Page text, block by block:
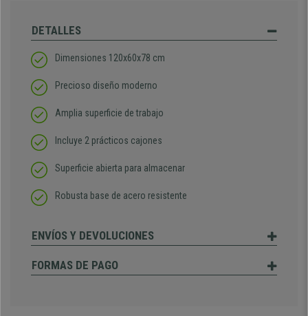
DETALLES
Dimensiones 120x60x78 cm
Precioso diseño moderno
Amplia superficie de trabajo
Incluye 2 prácticos cajones
Superficie abierta para almacenar
Robusta base de acero resistente
ENVÍOS Y DEVOLUCIONES
FORMAS DE PAGO